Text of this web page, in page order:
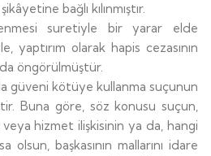
bağlı kılınmıştır.
suretiyle bir yarar elde
yaptırım olarak hapis cezasının
da öngörülmüştür.
güveni kötüye kullanma suçunun
Buna göre, söz konusu suçun,
hizmet ilişkisinin ya da, hangi
başkasının mallarını idare